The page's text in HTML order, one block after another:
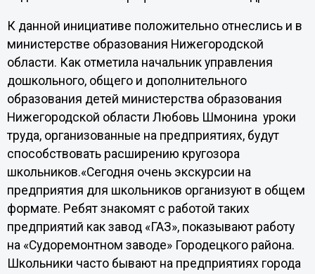
К данной инициативе положительно отнеслись и в
министерстве образования Нижегородской
области. Как отметила начальник управления
дошкольного, общего и дополнительного
образования детей министерства образования
Нижегородской области Любовь Шмонина уроки
труда, организованные на предприятиях, будут
способствовать расширению кругозора
школьников.«Сегодня очень экскурсии на
предприятия для школьников организуют в общем
формате. Ребят знакомят с работой таких
предприятий как завод «ГАЗ», показывают работу
на «Судоремонтном заводе» Городецкого района.
Школьники часто бывают на предприятиях города